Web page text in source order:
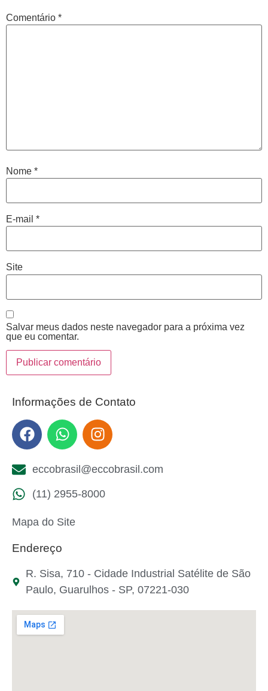
Comentário *
Nome *
E-mail *
Site
Salvar meus dados neste navegador para a próxima vez
que eu comentar.
Informações de Contato
eccobrasil@eccobrasil.com
(11) 2955-8000
Mapa do Site
Endereço
R. Sisa, 710 - Cidade Industrial Satélite de São
Paulo, Guarulhos - SP, 07221-030